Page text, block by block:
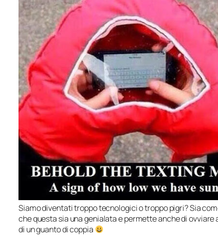
Siamo diventati troppo tecnologici o troppo pigri? Sia
che questa sia una genialata e permette anche di ovviare
di un guanto di coppia